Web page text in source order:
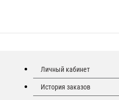
Личный кабинет
История заказов